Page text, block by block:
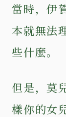
當時，伊
本就無法
些什麼。
但是，莫
樣你的女